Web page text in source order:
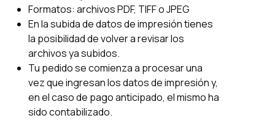
exclusivos, trazados de corte
personalizado de productos, etc.
Para Libros, revistas y catálogos,
dada la complejidad del producto,
el servicio Revisión de archivos
consiste en resaltar e indicar
anomalías y errores, pero no en
corregirlos.
Formatos: archivos PDF, TIFF o JPEG
En la subida de datos de impresión tienes
la posibilidad de volver a revisar los
archivos ya subidos.
Tu pedido se comienza a procesar una
vez que ingresan los datos de impresión y,
en el caso de pago anticipado, el mismo ha
sido contabilizado.